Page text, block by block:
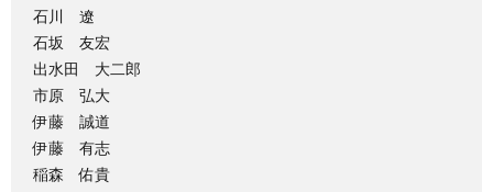
石川 遼
石坂 友宏
出水田 大二郎
市原 弘大
伊藤 誠道
伊藤 有志
稲森 佑貴